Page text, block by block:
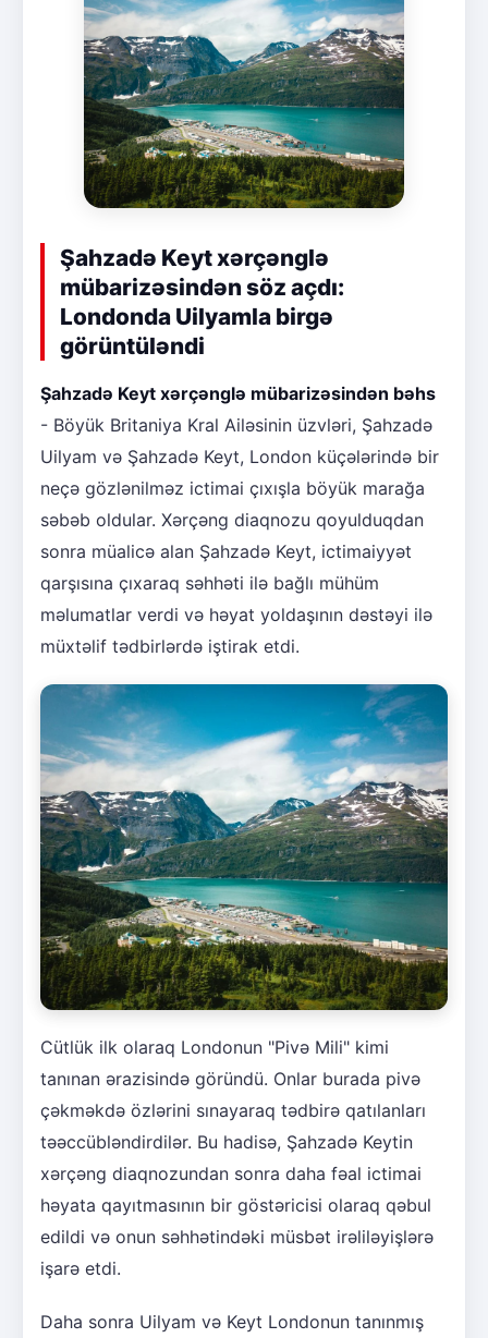
Şahzadə Keyt xərçənglə
mübarizəsindən söz açdı:
Londonda Uilyamla birgə
görüntüləndi
Şahzadə Keyt xərçənglə mübarizəsindən bəhs
- Böyük Britaniya Kral Ailəsinin üzvləri, Şahzadə
Uilyam və Şahzadə Keyt, London küçələrində bir
neçə gözlənilməz ictimai çıxışla böyük marağa
səbəb oldular. Xərçəng diaqnozu qoyulduqdan
sonra müalicə alan Şahzadə Keyt, ictimaiyyət
qarşısına çıxaraq səhhəti ilə bağlı mühüm
məlumatlar verdi və həyat yoldaşının dəstəyi ilə
müxtəlif tədbirlərdə iştirak etdi.
Cütlük ilk olaraq Londonun "Pivə Mili" kimi
tanınan ərazisində göründü. Onlar burada pivə
çəkməkdə özlərini sınayaraq tədbirə qatılanları
təəccübləndirdilər. Bu hadisə, Şahzadə Keytin
xərçəng diaqnozundan sonra daha fəal ictimai
həyata qayıtmasının bir göstəricisi olaraq qəbul
edildi və onun səhhətindəki müsbət irəliləyişlərə
işarə etdi.
Daha sonra Uilyam və Keyt Londonun tanınmış